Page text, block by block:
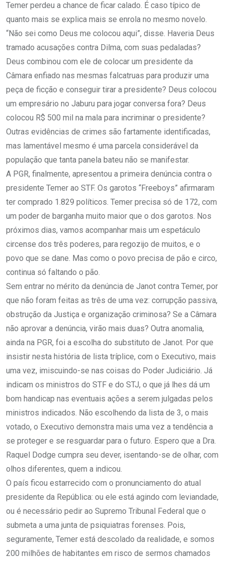
Temer perdeu a chance de ficar calado. É caso típico de
quanto mais se explica mais se enrola no mesmo novelo.
“Não sei como Deus me colocou aqui”, disse. Haveria Deus
tramado acusações contra Dilma, com suas pedaladas?
Deus combinou com ele de colocar um presidente da
Câmara enfiado nas mesmas falcatruas para produzir uma
peça de ficção e conseguir tirar a presidente? Deus colocou
um empresário no Jaburu para jogar conversa fora? Deus
colocou R$ 500 mil na mala para incriminar o presidente?
Outras evidências de crimes são fartamente identificadas,
mas lamentável mesmo é uma parcela considerável da
população que tanta panela bateu não se manifestar.
A PGR, finalmente, apresentou a primeira denúncia contra o
presidente Temer ao STF. Os garotos “Freeboys” afirmaram
ter comprado 1.829 políticos. Temer precisa só de 172, com
um poder de barganha muito maior que o dos garotos. Nos
próximos dias, vamos acompanhar mais um espetáculo
circense dos três poderes, para regozijo de muitos, e o
povo que se dane. Mas como o povo precisa de pão e circo,
continua só faltando o pão.
Sem entrar no mérito da denúncia de Janot contra Temer, por
que não foram feitas as três de uma vez: corrupção passiva,
obstrução da Justiça e organização criminosa? Se a Câmara
não aprovar a denúncia, virão mais duas? Outra anomalia,
ainda na PGR, foi a escolha do substituto de Janot. Por que
insistir nesta história de lista tríplice, com o Executivo, mais
uma vez, imiscuindo-se nas coisas do Poder Judiciário. Já
indicam os ministros do STF e do STJ, o que já lhes dá um
bom handicap nas eventuais ações a serem julgadas pelos
ministros indicados. Não escolhendo da lista de 3, o mais
votado, o Executivo demonstra mais uma vez a tendência a
se proteger e se resguardar para o futuro. Espero que a Dra.
Raquel Dodge cumpra seu dever, isentando-se de olhar, com
olhos diferentes, quem a indicou.
O país ficou estarrecido com o pronunciamento do atual
presidente da República: ou ele está agindo com leviandade,
ou é necessário pedir ao Supremo Tribunal Federal que o
submeta a uma junta de psiquiatras forenses. Pois,
seguramente, Temer está descolado da realidade, e somos
200 milhões de habitantes em risco de sermos chamados